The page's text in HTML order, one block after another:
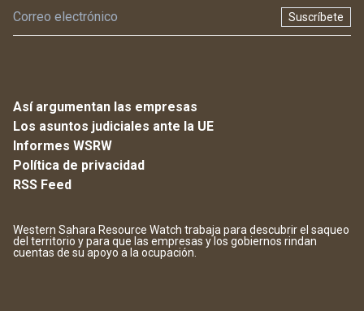
Suscríbete
Así argumentan las empresas
Los asuntos judiciales ante la UE
Informes WSRW
Política de privacidad
RSS Feed
Western Sahara Resource Watch trabaja para descubrir el saqueo
del territorio y para que las empresas y los gobiernos rindan
cuentas de su apoyo a la ocupación.